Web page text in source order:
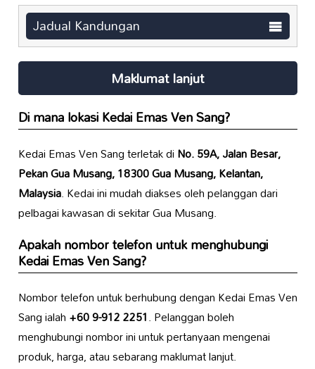
Jadual Kandungan
Maklumat lanjut
Di mana lokasi Kedai Emas Ven Sang?
Kedai Emas Ven Sang terletak diNo. 59A, Jalan Besar,
Pekan Gua Musang, 18300 Gua Musang, Kelantan,
Malaysia. Kedai ini mudah diakses oleh pelanggan dari
pelbagai kawasan di sekitar Gua Musang.
Apakah nombor telefon untuk menghubungi
Kedai Emas Ven Sang?
Nombor telefon untuk berhubung dengan Kedai Emas Ven
Sang ialah+60 9-912 2251. Pelanggan boleh
menghubungi nombor ini untuk pertanyaan mengenai
produk, harga, atau sebarang maklumat lanjut.